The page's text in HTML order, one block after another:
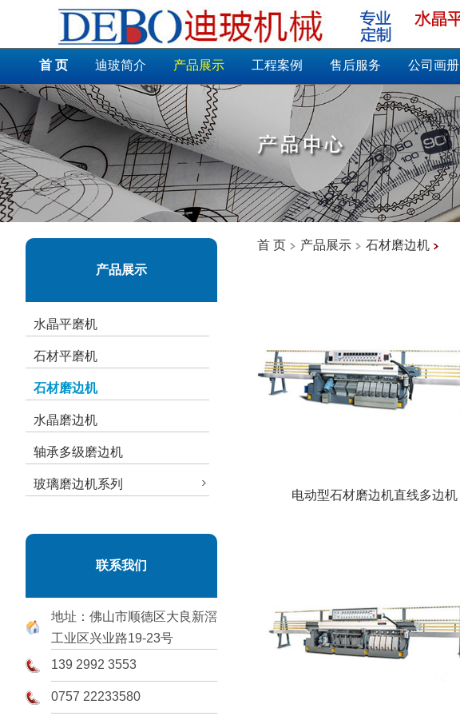
首 页 迪玻简介 产品展示 工程案例 售后服务 公司画册
产品展示
水晶平磨机
石材平磨机
石材磨边机
水晶磨边机
轴承多级磨边机
玻璃磨边机系列
联系我们
地址：佛山市顺德区大良新滘
工业区兴业路19-23号
139 2992 3553
0757 22233580
首 页 产品展示 石材磨边机
电动型石材磨边机直线多边机